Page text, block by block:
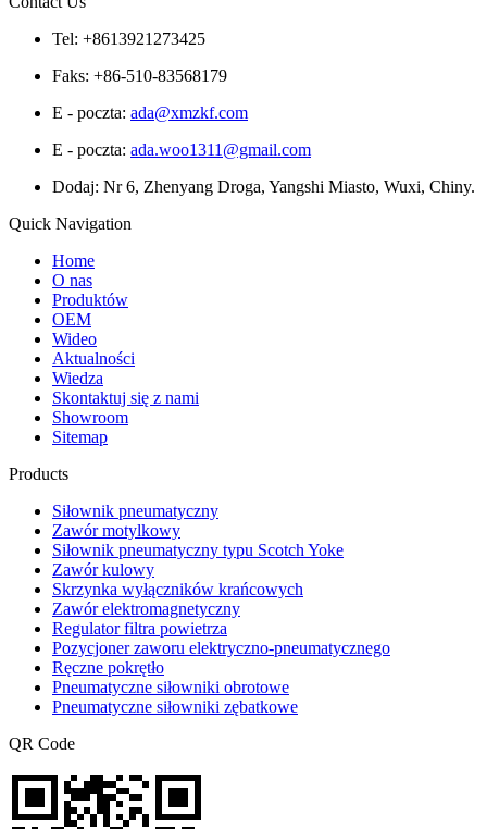
Tel: +8613921273425
Faks: +86-510-83568179
E - poczta: ada@xmzkf.com
E - poczta: ada.woo1311@gmail.com
Dodaj: Nr 6, Zhenyang Droga, Yangshi Miasto, Wuxi, Chiny.
Quick Navigation
Home
O nas
Produktów
OEM
Wideo
Aktualności
Wiedza
Skontaktuj się z nami
Showroom
Sitemap
Products
Siłownik pneumatyczny
Zawór motylkowy
Siłownik pneumatyczny typu Scotch Yoke
Zawór kulowy
Skrzynka wyłączników krańcowych
Zawór elektromagnetyczny
Regulator filtra powietrza
Pozycjoner zaworu elektryczno-pneumatycznego
Ręczne pokrętło
Pneumatyczne siłowniki obrotowe
Pneumatyczne siłowniki zębatkowe
QR Code